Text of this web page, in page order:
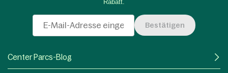
Rabatt.
Bestätigen
Center Parcs-Blog